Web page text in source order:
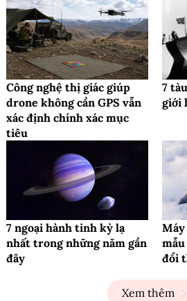
Công nghệ thị giác giúp
drone không cần GPS vẫn
xác định chính xác mục
tiêu
7
giới
7 ngoại hành tinh kỳ lạ
nhất trong những năm gần
đây
Máy
đổi
Xem thêm